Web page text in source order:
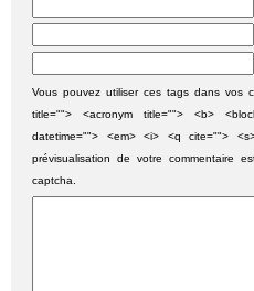
Vous pouvez utiliser ces tags dans vos
title=""> <acronym title=""> <b>
datetime=""> <em> <i> <q cite="">
prévisualisation de votre commentaire
captcha.